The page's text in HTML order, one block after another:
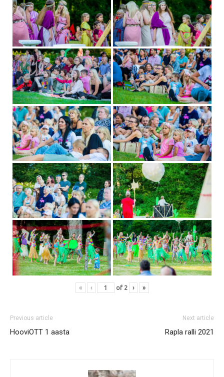
« ‹ of 2 › »
Previous article
HooviOTT 1 aasta
Next article
Rapla ralli 2021